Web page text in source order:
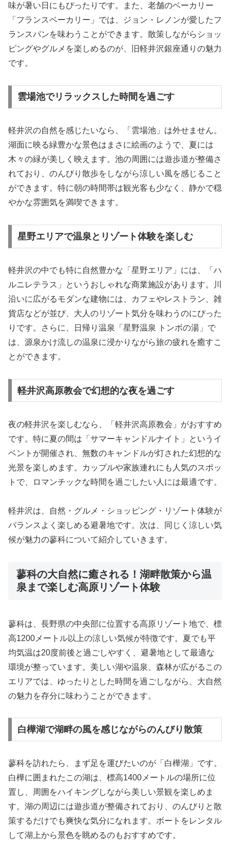
味が暑い日にもぴったりです。また、老舗のベーカリー
「フランスベーカリー」では、ジョン・レノンが愛したフ
ランスパンを味わうことができます。散策しながらショッ
ピングやグルメを楽しめるのが、旧軽井沢銀座通りの魅力
です。
雲場池でリラックスした時間を過ごす
軽井沢の自然を感じたいなら、「雲場池」は外せません。
湖面に映る緑豊かな景色はまさに絵画のようで、夏には
木々の緑が美しく映えます。池の周囲には遊歩道が整備さ
れており、のんびり散歩をしながら涼しい風を感じること
ができます。特に朝の時間帯は観光客も少なく、静かで穏
やかな雰囲気を満喫できます。
星野エリアで温泉とリゾート体験を楽しむ
軽井沢の中でも特に自然豊かな「星野エリア」には、「ハ
ルニレテラス」というおしゃれな商業施設があります。川
沿いに広がるモダンな建物には、カフェやレストラン、雑
貨店などが並び、大人のリゾート気分を味わうのにぴった
りです。さらに、日帰り温泉「星野温泉 トンボの湯」で
は、源泉かけ流しの温泉に浸かりながら旅の疲れを癒すこ
とができます。
軽井沢高原教会で幻想的な夜を過ごす
夜の軽井沢を楽しむなら、「軽井沢高原教会」がおすすめ
です。特に夏の間は「サマーキャンドルナイト」というイ
ベントが開催され、無数のキャンドルが灯された幻想的な
光景を楽しめます。カップルや家族連れにも人気のスポッ
トで、ロマンチックな時間を過ごしたい人には最適です。
軽井沢は、自然・グルメ・ショッピング・リゾート体験が
バランスよく楽しめる避暑地です。次は、同じく涼しい気
候が魅力の蓼科について紹介していきます。
蓼科の大自然に癒される！湖畔散策から温
泉まで楽しむ高原リゾート体験
蓼科は、長野県の中央部に位置する高原リゾート地で、標
高1200メートル以上の涼しい気候が特徴です。夏でも平
均気温は20度前後と過ごしやすく、避暑地として最適な
環境が整っています。美しい湖や温泉、森林が広がるこの
エリアでは、ゆったりとした時間を過ごしながら、大自然
の魅力を存分に味わうことができます。
白樺湖で湖畔の風を感じながらのんびり散策
蓼科を訪れたら、まず足を運びたいのが「白樺湖」です。
白樺に囲まれたこの湖は、標高1400メートルの場所に位
置し、周囲をハイキングしながら美しい景観を楽しめま
す。湖の周辺には遊歩道が整備されており、のんびりと散
策するだけでも爽快な気分になれます。ボートをレンタル
して湖上から景色を眺めるのもおすすめです。